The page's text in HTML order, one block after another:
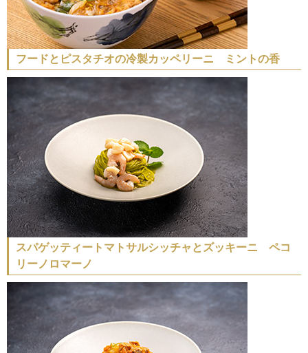
フードとピスタチオの冷製カッペリーニ ミントの香
スパゲッティートマトサルシッチャとズッキーニ ペコ
リーノロマーノ